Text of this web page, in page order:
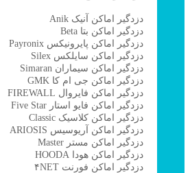
دزدگیر اماکن آنیک Anik
دزدگیر اماکن بتا Beta
دزدگیر اماکن پایرونیکس Payronix
دزدگیر اماکن سایلکس Silex
دزدگیر اماکن سیماران Simaran
دزدگیر اماکن جی ام کا GMK
دزدگیر اماکن فایروال FIREWALL
دزدگیر اماکن فایو استار Five Star
دزدگیر اماکن کلاسیک Classic
دزدگیر اماکن آریوسیس ARIOSIS
دزدگیر اماکن مستر Master
دزدگیر اماکن هودا HOODA
دزدگیر اماکن فورنت ۴NET